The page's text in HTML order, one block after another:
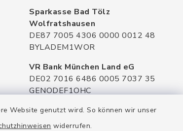
Website genutzt wird. So können wir unser
widerrufen.
Sparkasse Bad Tölz
Wolfratshausen
DE87 7005 4306 0000 0012 48
BYLADEM1WOR
VR Bank München Land eG
DE02 7016 6486 0005 7037 35
GENODEF1OHC
Raiffeisenbank Isar Loisachtal eG
DE92 7016 9543 0001 0005 00